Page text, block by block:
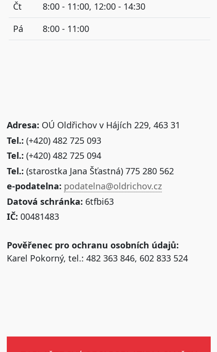
Čt
8:00 - 11:00, 12:00 - 14:30
Pá
8:00 - 11:00
Adresa: OÚ Oldřichov v Hájích 229, 463 31
Tel.: (+420) 482 725 093
Tel.: (+420) 482 725 094
Tel.: (starostka Jana Šťastná) 775 280 562
e-podatelna: podatelna@oldrichov.cz
Datová schránka: 6tfbi63
IČ: 00481483
Pověřenec pro ochranu osobních údajů:
Karel Pokorný, tel.: 482 363 846, 602 833 524